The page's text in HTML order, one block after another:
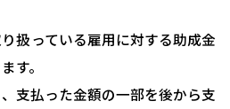
扱っている雇用に対する助成金
す。
支払った金額の一部を後から支